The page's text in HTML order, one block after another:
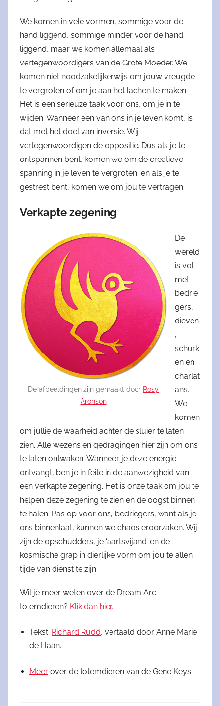
We komen in vele vormen, sommige voor de
hand liggend, sommige minder voor de hand
liggend, maar we komen allemaal als
vertegenwoordigers van de Grote Moeder. We
komen niet noodzakelijkerwijs om jouw vreugde
te vergroten of om je aan het lachen te maken.
Het is een serieuze taak voor ons, om je in te
wijden. Wanneer een van ons in je leven komt, is
dat met het doel van inversie. Wij
vertegenwoordigen de oppositie. Dus als je te
ontspannen bent, komen we om de creatieve
spanning in je leven te vergroten, en als je te
gestrest bent, komen we om jou te vertragen.
Verkapte zegening
De afbeeldingen zijn gemaakt door Rosy
Aronson
De
wereld
is vol
met
bedrie
gers,
dieven
,
schurk
en en
charlat
ans.
We
komen
om jullie de waarheid achter de sluier te laten
zien. Alle wezens en gedragingen hier zijn om ons
te laten ontwaken. Wanneer je deze energie
ontvangt, ben je in feite in de aanwezigheid van
een verkapte zegening. Het is onze taak om jou te
helpen deze zegening te zien en de oogst binnen
te halen. Pas op voor ons, bedriegers, want als je
ons binnenlaat, kunnen we chaos eroorzaken. Wij
zijn de opschudders, je ‘aartsvijand’ en de
kosmische grap in dierlijke vorm om jou te allen
tijde van dienst te zijn.
Wil je meer weten over de Dream Arc
totemdieren? Klik dan hier.
Tekst: Richard Rudd, vertaald door Anne Marie
de Haan.
Meer over de totemdieren van de Gene Keys.